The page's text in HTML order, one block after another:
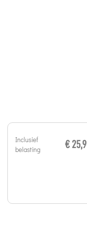
Inclusief
belasting
€